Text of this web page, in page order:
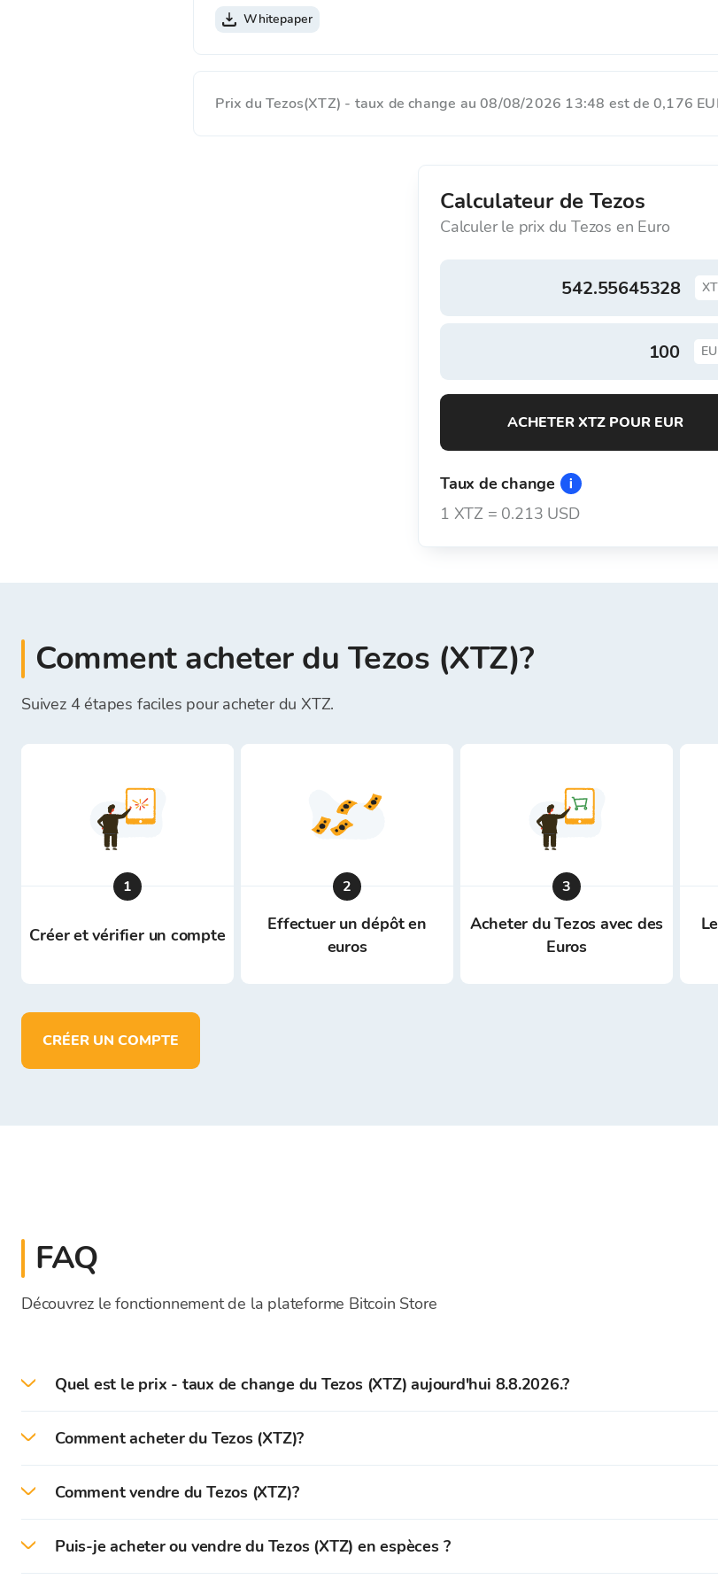
Whitepaper
Prix du Tezos(XTZ) - taux de change au 08/08/2026 13:48 est de 0,176
Calculateur de Tezos
Calculer le prix du Tezos en Euro
ACHETER XTZ POUR EUR
Taux de change
1 XTZ = 0.213 USD
Comment acheter du Tezos (XTZ)?
Suivez 4 étapes faciles pour acheter du XTZ.
1
Créer et vérifier un compte
2
Effectuer un dépôt en
euros
3
Acheter du Tezos avec des
Euros
CRÉER UN COMPTE
FAQ
Découvrez le fonctionnement de la plateforme Bitcoin Store
Quel est le prix - taux de change du Tezos (XTZ) aujourd'hui 8.8.2026.?
Comment acheter du Tezos (XTZ)?
Après une vérification réussie, vous pouvez déposer des fonds (EUR) sur votre portefeuille Bitcoin
Comment vendre du Tezos (XTZ)?
Puis-je acheter ou vendre du Tezos (XTZ) en espèces ?